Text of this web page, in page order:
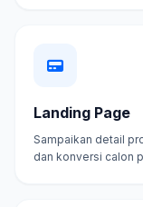
Landing Page
Sampaikan detail
dan konversi calon